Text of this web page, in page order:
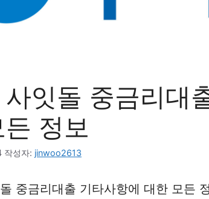
사잇돌 중금리대
정보
작성자: jinwoo2613
중금리대출 기타사항에 대한 모든